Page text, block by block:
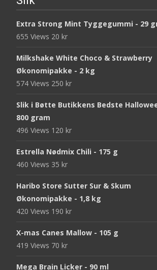
Extra Strong Mint Tyggegummi - 29
655 Views 20 kr
Milkshake White Choco & Strawberry
Økonomipakke - 2 kg
574 Views 250 kr
Slik i Bøtte Butikkens Bedste
800 gram
496 Views 120 kr
Estrella Nødmix Chili - 175 g
460 Views 35 kr
Haribo Store Sutter Sur & Skum
Økonomipakke - 1,8 kg
420 Views 190 kr
X-mas Canes Mallow - 105 g
419 Views 70 kr
Mega Brain Licker - 90 ml